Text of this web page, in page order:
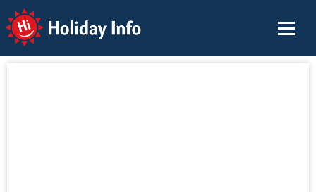
Holiday Info